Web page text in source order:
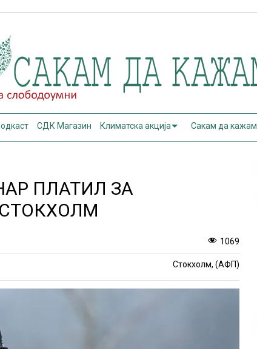
СДК Магазин Климатска акција Сакам да кажам
ПЛАТИЛ ЗА
1069
Стокхолм, (АФП)